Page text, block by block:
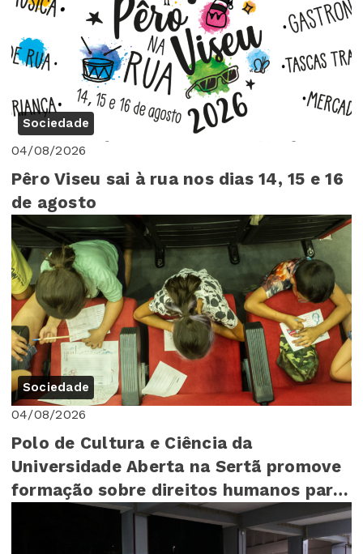
Sociedade
04/08/2026
Pêro Viseu sai à rua nos dias 14, 15 e 16
de agosto
Sociedade
04/08/2026
Polo de Cultura e Ciência da
Universidade Aberta na Sertã promove
formação sobre direitos humanos para
mais de 140 cr...